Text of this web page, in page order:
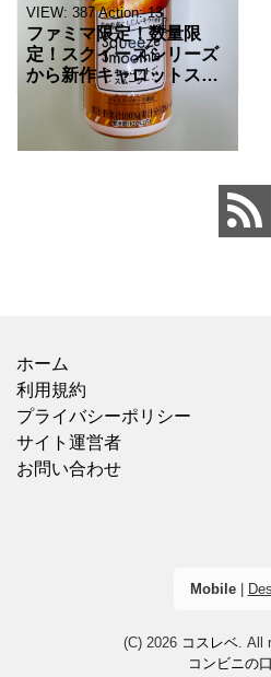
VIEW: 387 Action: 13
ファミマ限定！数量限
定！スクイーズシリーズ
から新作キャロットスム
ージーが新発売。食物繊
維たっぷりの贅沢スムー
ジー。 金額：288円（税
ホーム
利用規約
プライバシーポリシー
サイト運営者
お問い合わせ
Mobile|
(C) 2026 コスレベ. All
コンビニの